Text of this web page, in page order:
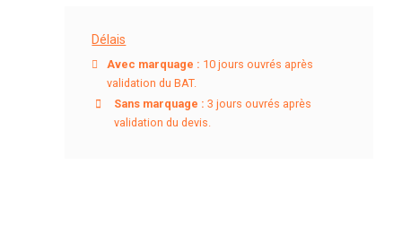
Délais
Avec marquage : 10 jours ouvrés après
validation du BAT.
Sans marquage : 3 jours ouvrés après
validation du devis.